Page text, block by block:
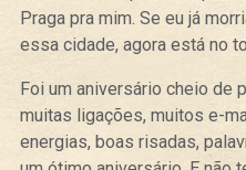
Praga pra mim. Se eu já
essa cidade, agora está no
Foi um aniversário cheio de
muitas ligações, muitos e-
energias, boas risadas,